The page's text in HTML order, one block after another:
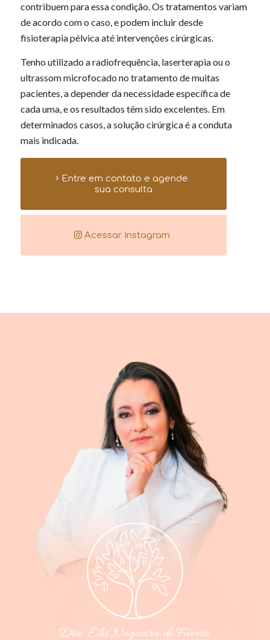
contribuem para essa condição. Os tratamentos variam
de acordo com o caso, e podem incluir desde
fisioterapia pélvica até intervenções cirúrgicas.
Tenho utilizado a radiofrequência, laserterapia ou o
ultrassom microfocado no tratamento de muitas
pacientes, a depender da necessidade específica de
cada uma, e os resultados têm sido excelentes. Em
determinados casos, a solução cirúrgica é a conduta
mais indicada.
Entre em contato e agende
sua consulta
Acessar Instagram